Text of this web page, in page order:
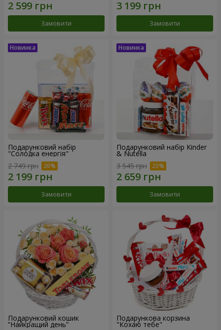
Замовити Замовити
Подарунковий набір
"Солодка енергія"
2 749 грн
Замовити
Подарунковий набір Kinder
& Nutella
3 545 грн
Замовити
Подарунковий кошик
“Найкращий день”
Подарункова корзина
"Кохаю тебе"